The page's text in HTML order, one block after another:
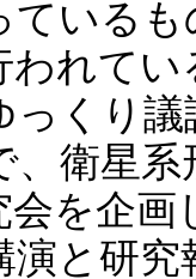
ている
われて
っくり
、衛星
を企画
演と研